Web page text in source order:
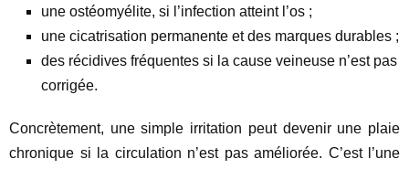
une ostéomyélite, si l’infection atteint l’os ;
une cicatrisation permanente et des marques durables ;
des récidives fréquentes si la cause veineuse n’est pas
corrigée.
Concrètement, une simple irritation peut devenir une plaie
chronique si la circulation n’est pas améliorée. C’est l’une